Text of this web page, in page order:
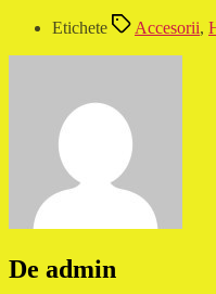
Etichete Accesorii,
De admin